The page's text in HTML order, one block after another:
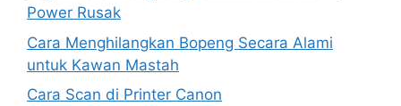
Power Rusak
Cara Menghilangkan Bopeng Secara Alami
untuk Kawan Mastah
Cara Scan di Printer Canon